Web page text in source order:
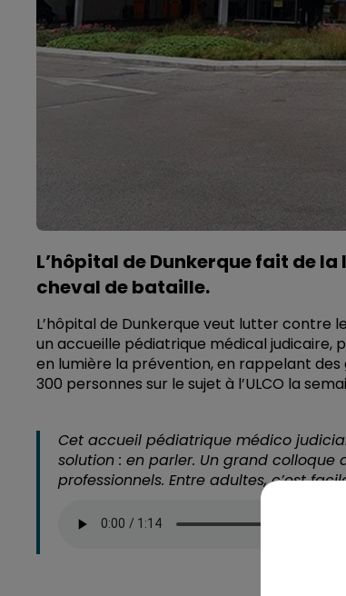
L’hôpital de Dunkerque fait de
cheval de bataille.
L’hôpital de Dunkerque veut lutter contre
un accueille pédiatrique médical judicaire,
en lumière la prévention, en rappelant des
300 personnes sur le sujet à l’ULCO la
Cet accueil pédiatrique médico
solution : en parler. Un grand colloque
professionnels. Entre adultes, c’est